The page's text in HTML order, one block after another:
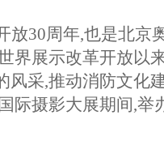
放30周年,也是北京
界展示改革开放以
风采,推动消防文化
际摄影大展期间,举